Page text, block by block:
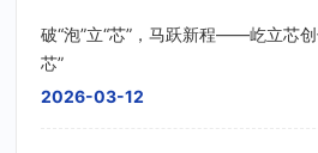
破“泡”立“芯”，马跃新程——屹立芯创
芯”
2026-03-12